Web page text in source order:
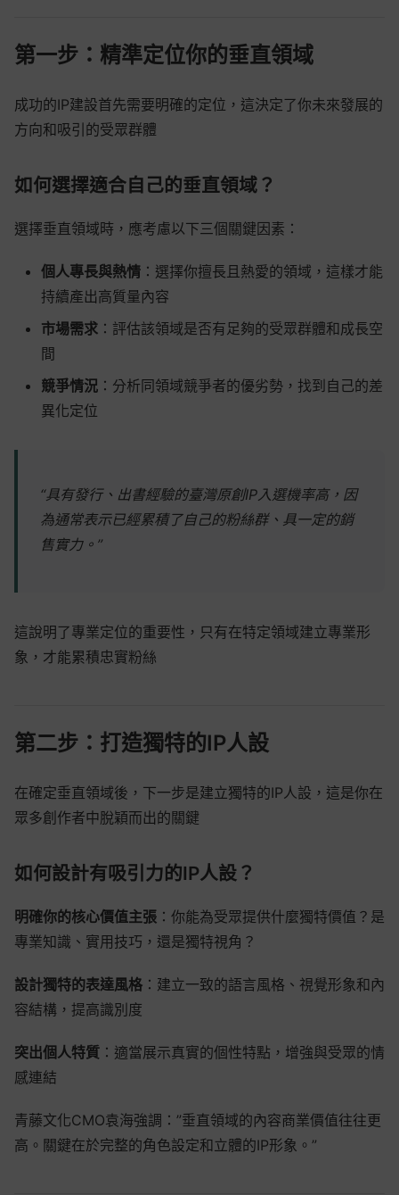
第一步：精準定位你的垂直領域
成功的IP建設首先需要明確的定位，這決定了你未來發展的
方向和吸引的受眾群體
如何選擇適合自己的垂直領域？
選擇垂直領域時，應考慮以下三個關鍵因素：
個人專長與熱情 ：選擇你擅長且熱愛的領域，這樣才能
持續產出高質量內容
市場需求 ：評估該領域是否有足夠的受眾群體和成長空
間
競爭情況 ：分析同領域競爭者的優劣勢，找到自己的差
異化定位
“具有發行、出書經驗的臺灣原創IP入選機率高，因
為通常表示已經累積了自己的粉絲群、具一定的銷
售實力。”
這說明了專業定位的重要性，只有在特定領域建立專業形
象，才能累積忠實粉絲
第二步：打造獨特的IP人設
在確定垂直領域後，下一步是建立獨特的IP人設，這是你在
眾多創作者中脫穎而出的關鍵
如何設計有吸引力的IP人設？
明確你的核心價值主張 ：你能為受眾提供什麼獨特價值？是
專業知識、實用技巧，還是獨特視角？
設計獨特的表達風格 ：建立一致的語言風格、視覺形象和內
容結構，提高識別度
突出個人特質 ：適當展示真實的個性特點，增強與受眾的情
感連結
青藤文化CMO袁海強調：”垂直領域的內容商業價值往往更
高。關鍵在於完整的角色設定和立體的IP形象。”